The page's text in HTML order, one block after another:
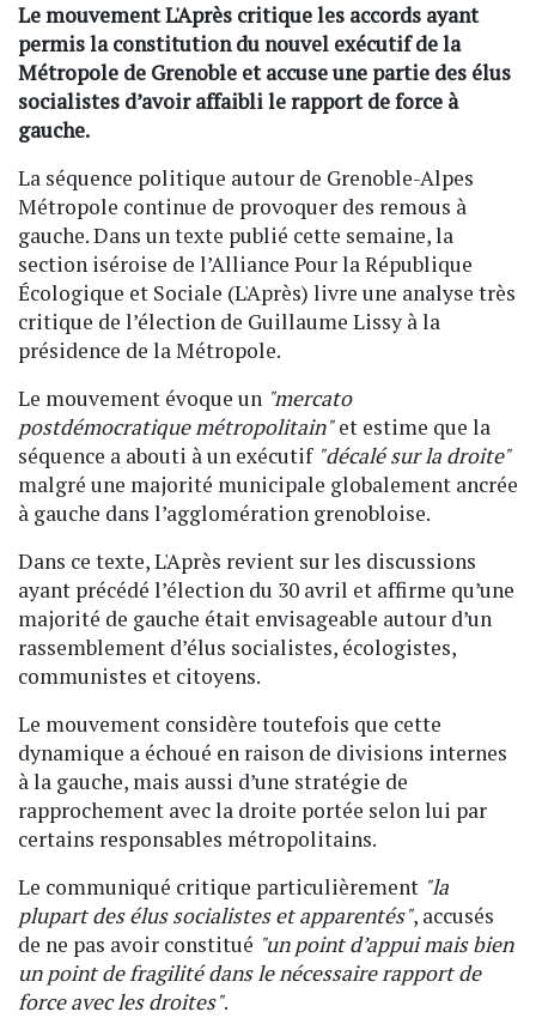
Le mouvement L'Après critique les accords ayant
permis la constitution du nouvel exécutif de la
Métropole de Grenoble et accuse une partie des élus
socialistes d’avoir affaibli le rapport de force à
gauche.
La séquence politique autour de Grenoble-Alpes
Métropole continue de provoquer des remous à
gauche. Dans un texte publié cette semaine, la
section iséroise de l’Alliance Pour la République
Écologique et Sociale (L'Après) livre une analyse très
critique de l’élection de Guillaume Lissy à la
présidence de la Métropole.
Le mouvement évoque un "mercato
postdémocratique métropolitain"et estime que la
séquence a abouti à un exécutif "décalé sur la droite"
malgré une majorité municipale globalement ancrée
à gauche dans l’agglomération grenobloise.
Dans ce texte, L'Après revient sur les discussions
ayant précédé l’élection du 30 avril et affirme qu’une
majorité de gauche était envisageable autour d’un
rassemblement d’élus socialistes, écologistes,
communistes et citoyens.
Le mouvement considère toutefois que cette
dynamique a échoué en raison de divisions internes
à la gauche, mais aussi d’une stratégie de
rapprochement avec la droite portée selon lui par
certains responsables métropolitains.
Le communiqué critique particulièrement "la
plupart des élus socialistes et apparentés", accusés
de ne pas avoir constitué "un point d’appui mais bien
un point de fragilité dans le nécessaire rapport de
force avec les droites".